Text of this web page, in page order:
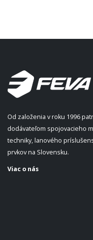
Od založenia v roku 1996
dodávateľom spojovacieho
techniky, lanového
prvkov na Slovensku.
Viac o nás